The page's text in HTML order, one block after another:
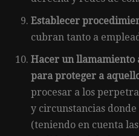
Establecer
cubran tanto a
Hacer un llamamiento
para proteger a
procesar a los
y circunstancias
(teniendo en cuenta